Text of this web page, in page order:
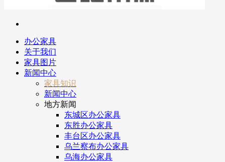
办公家具
关于我们
家具图片
新闻中心
家具知识
新闻中心
地方新闻
东城区办公家具
东胜办公家具
丰台区办公家具
乌兰察布办公家具
乌海办公家具